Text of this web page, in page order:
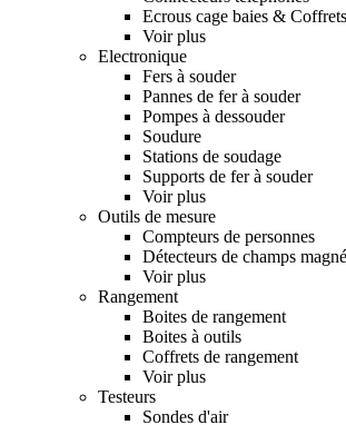
Ecrous cage baies & Coffrets
Voir plus
Electronique
Fers à souder
Pannes de fer à souder
Pompes à dessouder
Soudure
Stations de soudage
Supports de fer à souder
Voir plus
Outils de mesure
Compteurs de personnes
Détecteurs de champs
Voir plus
Rangement
Boites de rangement
Boites à outils
Coffrets de rangement
Voir plus
Testeurs
Sondes d'air